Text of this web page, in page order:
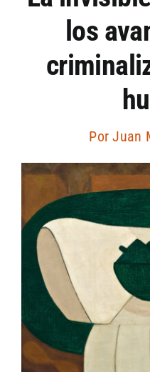
Artículos por autor
Artículos por sección
los
PorJuan